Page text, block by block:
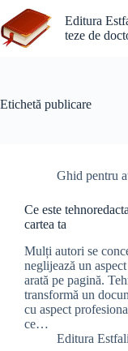
la
conținut
Editura
teze de
Etichetă publicare
Ghid pentru
Ce este
cartea ta
Mulți autori se
neglijează un
arată pe pagină.
transformă un
cu aspect
ce…
Editura